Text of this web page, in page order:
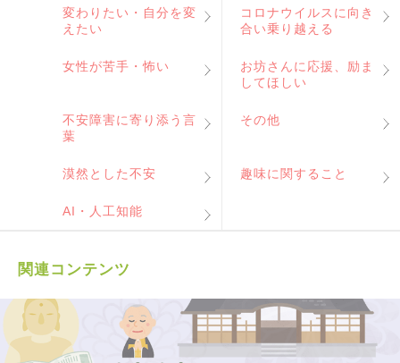
変わりたい・自分を変
えたい
コロナウイルスに向き
合い乗り越える
女性が苦手・怖い
お坊さんに応援、励ま
してほしい
不安障害に寄り添う言
葉
その他
漠然とした不安 趣味に関すること
AI・人工知能
関連コンテンツ